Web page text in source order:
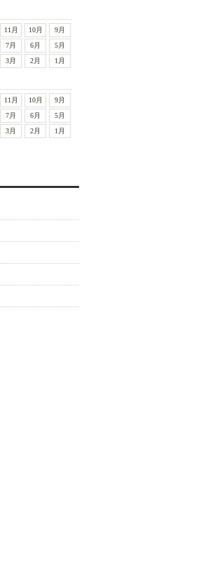
11月 10月
9月
7月 6月
5月
3月 2月 1月
11月 10月
9月
7月 6月
5月
3月 2月 1月